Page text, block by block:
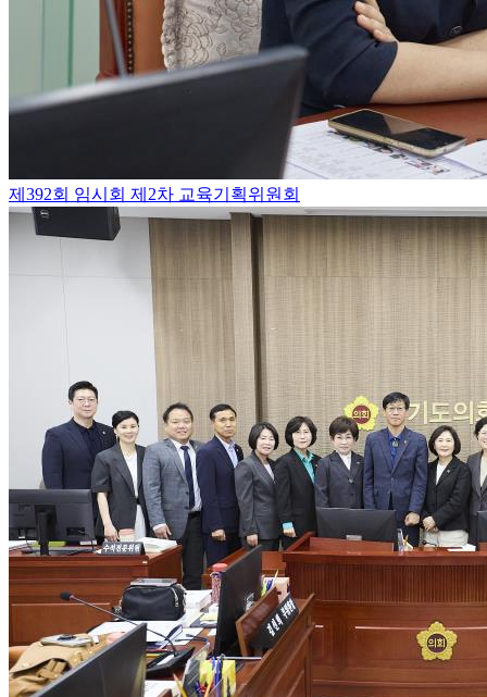
제392회 임시회 제2차 교육기획위원회